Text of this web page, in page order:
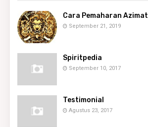
Cara Pemaharan Azimat
September 21, 2019
Spiritpedia
September 10, 2017
Testimonial
Agustus 23, 2017